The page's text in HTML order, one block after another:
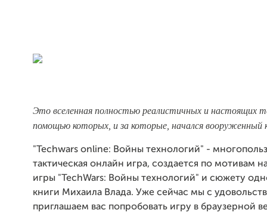
Это вселенная полностью реалистичных и настоящих
помощью которых, и за которые, начался вооруженный
"Techwars online: Войны технологий" -
тактическая онлайн игра, создается по мотивам
игры "TechWars: Войны технологий" и сюжету
книги Михаила Влада. Уже сейчас мы с
приглашаем вас попробовать игру в браузерной